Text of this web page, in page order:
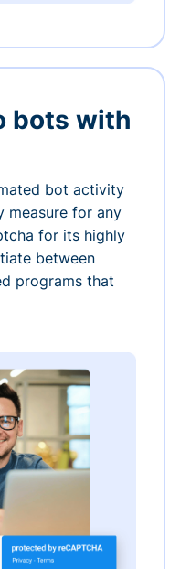
bots with
bot activity
measure for any
for its highly
between
programs that